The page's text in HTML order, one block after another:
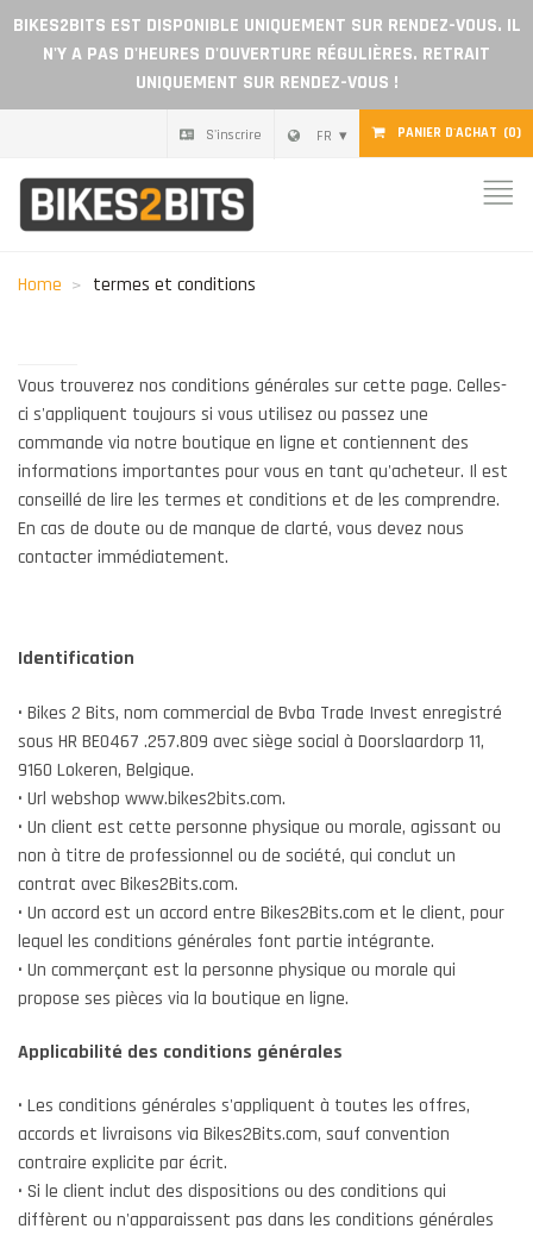
BIKES2BITS EST DISPONIBLE UNIQUEMENT SUR RENDEZ-VOUS. IL
N'Y A PAS D'HEURES D'OUVERTURE RÉGULIÈRES. RETRAIT
UNIQUEMENT SUR RENDEZ-VOUS !
PANIER D'ACHAT (0)
FR
S'inscrire
Pièces
Chèque cadeau
Devenir revendeur
Avis
Home termes et conditions
Vous trouverez nos conditions générales sur cette page. Celles-
ci s'appliquent toujours si vous utilisez ou passez une
commande via notre boutique en ligne et contiennent des
informations importantes pour vous en tant qu'acheteur. Il est
conseillé de lire les termes et conditions et de les comprendre.
En cas de doute ou de manque de clarté, vous devez nous
contacter immédiatement.
Identification
• Bikes 2 Bits, nom commercial de Bvba Trade Invest enregistré
sous HR BE0467 .257.809 avec siège social à Doorslaardorp 11,
9160 Lokeren, Belgique.
• Url webshop www.bikes2bits.com.
• Un client est cette personne physique ou morale, agissant ou
non à titre de professionnel ou de société, qui conclut un
contrat avec Bikes2Bits.com.
• Un accord est un accord entre Bikes2Bits.com et le client, pour
lequel les conditions générales font partie intégrante.
• Un commerçant est la personne physique ou morale qui
propose ses pièces via la boutique en ligne.
Applicabilité des conditions générales
• Les conditions générales s'appliquent à toutes les offres,
accords et livraisons via Bikes2Bits.com, sauf convention
contraire explicite par écrit.
• Si le client inclut des dispositions ou des conditions qui
diffèrent ou n'apparaissent pas dans les conditions générales